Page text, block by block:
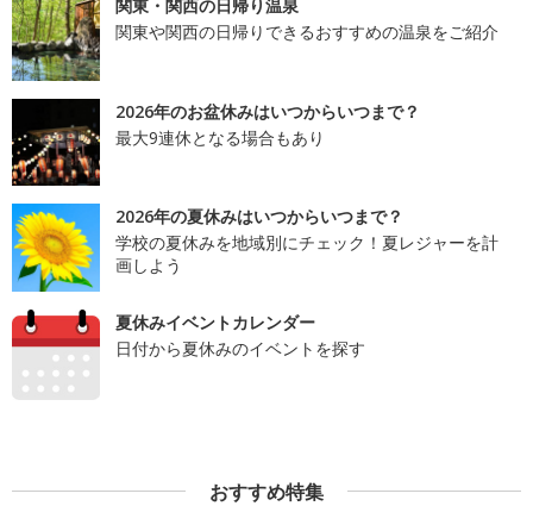
関東・関西の日帰り温泉
関東や関西の日帰りできるおすすめの温泉をご紹介
2026年のお盆休みはいつからいつまで？
最大9連休となる場合もあり
2026年の夏休みはいつからいつまで？
学校の夏休みを地域別にチェック！夏レジャーを計
画しよう
夏休みイベントカレンダー
日付から夏休みのイベントを探す
おすすめ特集